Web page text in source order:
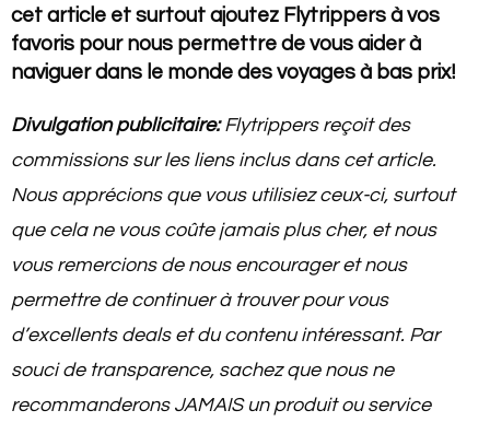
cet article et surtout ajoutez Flytrippers à vos
favoris pour nous permettre de vous aider à
naviguer dans le monde des voyages à bas prix!
Divulgation publicitaire:Flytrippers reçoit des
commissions sur les liens inclus dans cet article.
Nous apprécions que vous utilisiez ceux-ci, surtout
que cela ne vous coûte jamais plus cher, et nous
vous remercions de nous encourager et nous
permettre de continuer à trouver pour vous
d’excellents deals et du contenu intéressant. Par
souci de transparence, sachez que nous ne
recommanderons JAMAIS un produit ou service